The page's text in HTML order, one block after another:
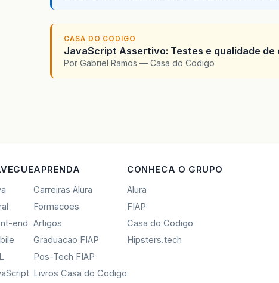
CASA DO CODIGO
JavaScript Assertivo: Testes e qualidade de
Por Gabriel Ramos — Casa do Codigo
end
APRENDA
Carreiras Alura
Formacoes
Artigos
Graduacao FIAP
Pos-Tech FIAP
Livros Casa do Codigo
CONHECA O GRUPO
Alura
FIAP
Casa do Codigo
Hipsters.tech